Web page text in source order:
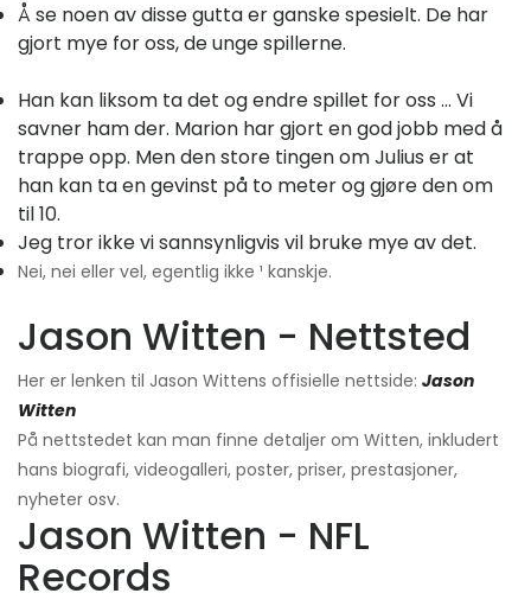
Å se noen av disse gutta er ganske spesielt. De har
gjort mye for oss, de unge spillerne.
Han kan liksom ta det og endre spillet for oss ... Vi
savner ham der. Marion har gjort en god jobb med å
trappe opp. Men den store tingen om Julius er at
han kan ta en gevinst på to meter og gjøre den om
til 10.
Jeg tror ikke vi sannsynligvis vil bruke mye av det.
Nei, nei eller vel, egentlig ikke ¹ kanskje.
Jason Witten - Nettsted
Her er lenken til Jason Wittens offisielle nettside: Jason
Witten
På nettstedet kan man finne detaljer om Witten, inkludert
hans biografi, videogalleri, poster, priser, prestasjoner,
nyheter osv.
Jason Witten - NFL
Records